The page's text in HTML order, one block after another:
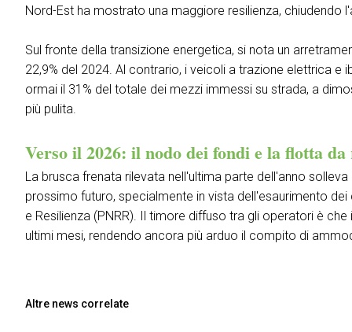
Nord-Est ha mostrato una maggiore resilienza,
Sul fronte della transizione energetica, si nota un
22,9% del 2024. Al contrario, i veicoli a trazione elettrica
ormai il 31% del totale dei mezzi immessi su strada, a
più pulita.
Verso il 2026: il nodo dei fondi e la flotta
La brusca frenata rilevata nell'ultima parte dell'anno
prossimo futuro, specialmente in vista dell'esaurimento
e Resilienza (PNRR). Il timore diffuso tra gli operatori è
ultimi mesi, rendendo ancora più arduo il compito di
Altre news correlate